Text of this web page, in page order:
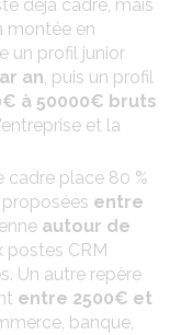
déjà cadre, mais
montée en
un profil junior
an, puis un profil
à 50000€ bruts
et la
cadre place 80 %
entre
autour de
postes CRM
Un autre repère
entre 2500€ et
banque,